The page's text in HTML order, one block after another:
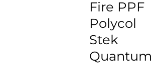
Fire PPF
Polycol
Stek
Quantum